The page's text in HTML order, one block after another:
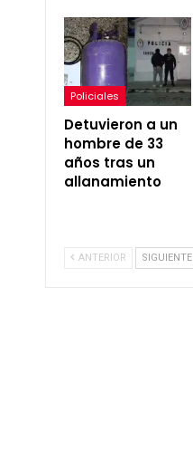
Policiales
Detuvieron a un
hombre de 33
años tras un
allanamiento
ANTERIOR SIGUIENTE